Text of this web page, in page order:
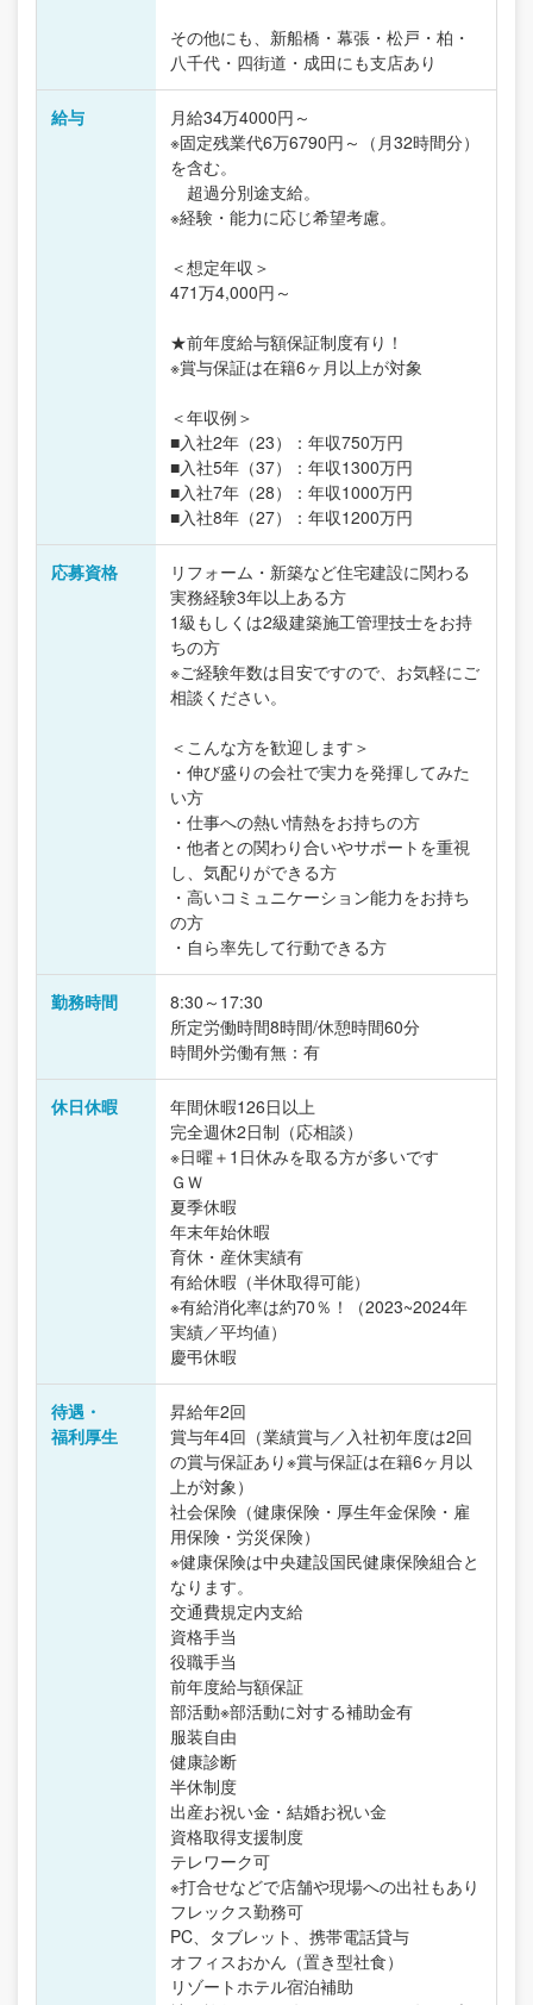
その他にも、新船橋・幕張・松戸・柏・
八千代・四街道・成田にも支店あり
給与
月給34万4000円～
※固定残業代6万6790円～（月32時間分）
を含む。
超過分別途支給。
※経験・能力に応じ希望考慮。
＜想定年収＞
471万4,000円～
★前年度給与額保証制度有り！
※賞与保証は在籍6ヶ月以上が対象
＜年収例＞
■入社2年（23）：年収750万円
■入社5年（37）：年収1300万円
■入社7年（28）：年収1000万円
■入社8年（27）：年収1200万円
応募資格
リフォーム・新築など住宅建設に関わる
実務経験3年以上ある方
1級もしくは2級建築施工管理技士をお持
ちの方
※ご経験年数は目安ですので、お気軽にご
相談ください。
＜こんな方を歓迎します＞
・伸び盛りの会社で実力を発揮してみた
い方
・仕事への熱い情熱をお持ちの方
・他者との関わり合いやサポートを重視
し、気配りができる方
・高いコミュニケーション能力をお持ち
の方
・自ら率先して行動できる方
勤務時間
8:30～17:30
所定労働時間8時間/休憩時間60分
時間外労働有無：有
休日休暇
年間休暇126日以上
完全週休2日制（応相談）
※日曜＋1日休みを取る方が多いです
ＧＷ
夏季休暇
年末年始休暇
育休・産休実績有
有給休暇（半休取得可能）
※有給消化率は約70％！（2023~2024年
実績／平均値）
慶弔休暇
待遇・
福利厚生
昇給年2回
賞与年4回（業績賞与／入社初年度は2回
の賞与保証あり※賞与保証は在籍6ヶ月以
上が対象）
社会保険（健康保険・厚生年金保険・雇
用保険・労災保険）
※健康保険は中央建設国民健康保険組合と
なります。
交通費規定内支給
資格手当
役職手当
前年度給与額保証
部活動※部活動に対する補助金有
服装自由
健康診断
半休制度
出産お祝い金・結婚お祝い金
資格取得支援制度
テレワーク可
※打合せなどで店舗や現場への出社もあり
フレックス勤務可
PC、タブレット、携帯電話貸与
オフィスおかん（置き型社食）
リゾートホテル宿泊補助